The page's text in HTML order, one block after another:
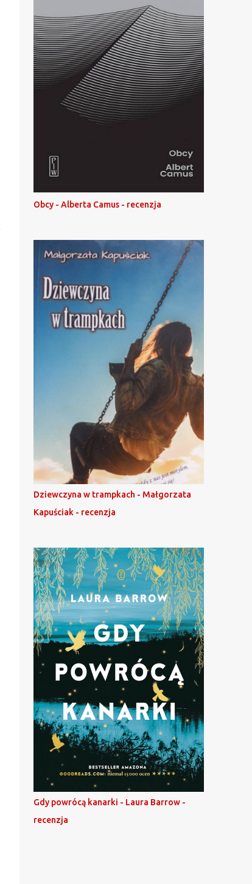
Obcy - Alberta Camus - recenzja
Dziewczyna w trampkach - Małgorzata
Kapuściak - recenzja
Gdy powrócą kanarki - Laura Barrow -
recenzja